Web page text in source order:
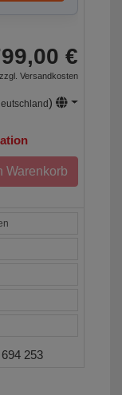
€
Versandkosten
)
Warenkorb
253